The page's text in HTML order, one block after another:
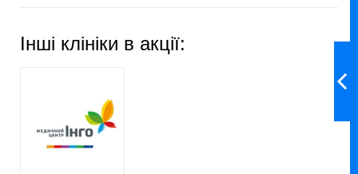
Інші клініки в акції: